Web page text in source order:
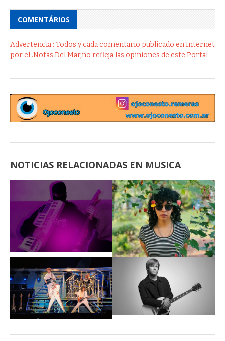
COMENTÁRIOS
Advertencia : Todos y cada comentario publicado en Internet
por el .Notas Del Mar,no refleja las opiniones de este Portal .
NOTICIAS RELACIONADAS EN MUSICA